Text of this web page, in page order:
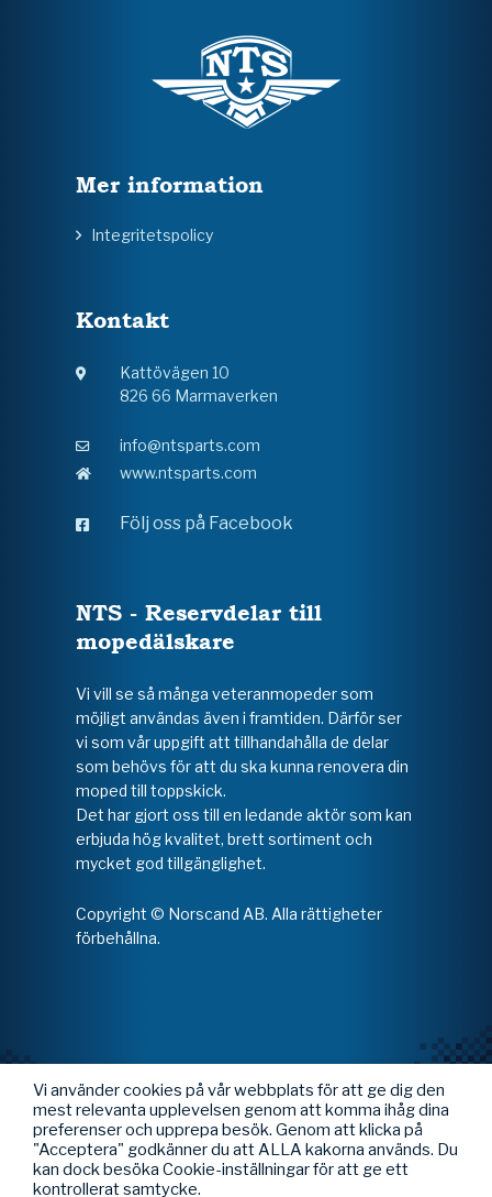
Mer information
Integritetspolicy
Kontakt
Kattövägen 10
826 66 Marmaverken
info@ntsparts.com
www.ntsparts.com
Följ oss på Facebook
NTS - Reservdelar till
mopedälskare
Vi vill se så många veteranmopeder som
möjligt användas även i framtiden. Därför ser
vi som vår uppgift att tillhandahålla de delar
som behövs för att du ska kunna renovera din
moped till toppskick.
Det har gjort oss till en ledande aktör som kan
erbjuda hög kvalitet, brett sortiment och
mycket god tillgänglighet.
Copyright © Norscand AB. Alla rättigheter
förbehållna.
Vi använder cookies på vår webbplats för att ge dig den
mest relevanta upplevelsen genom att komma ihåg dina
preferenser och upprepa besök. Genom att klicka på
"Acceptera" godkänner du att ALLA kakorna används. Du
kan dock besöka Cookie-inställningar för att ge ett
kontrollerat samtycke.